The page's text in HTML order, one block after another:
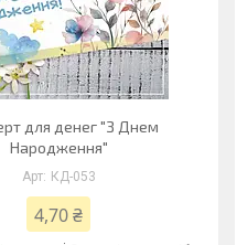
для денег "З Днем
Народження"
КД-053
4,70 ₴